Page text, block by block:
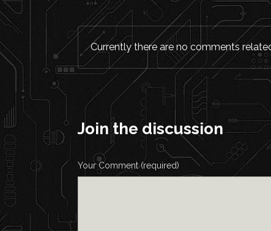
Currently there are no comments
Join the discussion
Your Comment (required)